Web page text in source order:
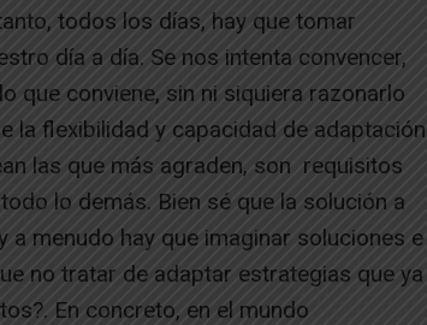
todos los días, hay que tomar
día a día. Se nos intenta convencer,
que conviene, sin ni siquiera razonarlo
la flexibilidad y capacidad de adaptación
las que más agraden, son requisitos
lo demás. Bien sé que la solución a
menudo hay que imaginar soluciones e
no tratar de adaptar estrategias que ya
En concreto, en el mundo